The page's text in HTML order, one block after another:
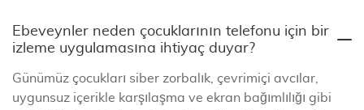
Ebeveynler neden çocuklarının telefonu için bir
izleme uygulamasına ihtiyaç duyar?
Günümüz çocukları siber zorbalık, çevrimiçi avcılar,
uygunsuz içerikle karşılaşma ve ekran bağımlılığı gibi